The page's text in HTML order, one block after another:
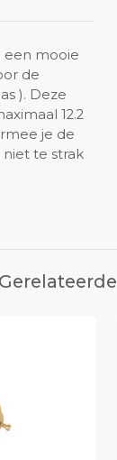
een mooie
de
). Deze
12.2
je de
te strak